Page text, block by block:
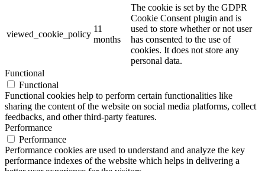
viewed_cookie_policy
11
months
The cookie is set by the GDPR
Cookie Consent plugin and is
used to store whether or not user
has consented to the use of
cookies. It does not store any
personal data.
Functional
Functional
Functional cookies help to perform certain functionalities like
sharing the content of the website on social media platforms, collect
feedbacks, and other third-party features.
Performance
Performance
Performance cookies are used to understand and analyze the key
performance indexes of the website which helps in delivering a